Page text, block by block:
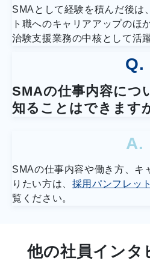
SMAとして経験を積んだ後は
ト職へのキャリアアップのほ
治験支援業務の中核として活
Q.
SMAの仕事内容につ
知ることはできます
A.
SMAの仕事内容や働き方、キ
りたい方は、 採用パンフレット
覧ください。
他の社員インタ